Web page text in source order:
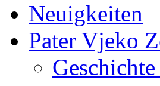
Neuigkeiten
Pater Vjeko